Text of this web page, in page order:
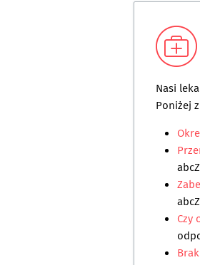
Nasi
Poniżej
Czy